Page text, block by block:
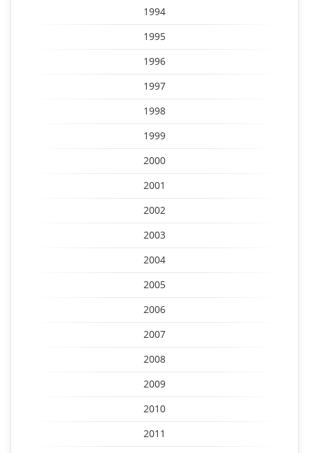
1994
1995
1996
1997
1998
1999
2000
2001
2002
2003
2004
2005
2006
2007
2008
2009
2010
2011